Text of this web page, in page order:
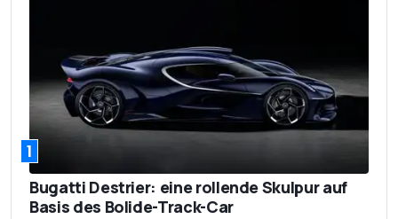
EG-Verbrauch außerorts in
Liter/100 km
5,3
Testverbrauch Gesamt in
Liter/100 km
CO2-Emission in g/km 159
1
Bugatti Destrier: eine rollende Skulpur auf
Basis des Bolide-Track-Car